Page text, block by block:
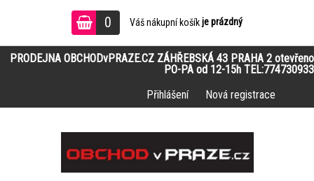
PRODEJNA OBCHODvPRAZE.CZ ZÁHŘEBSKÁ 43 PRAHA 2 otevřeno
PO-PA od 12-15h TEL:774730933
Přihlášení
Nová registrace
0 Váš nákupní košíkje prázdný